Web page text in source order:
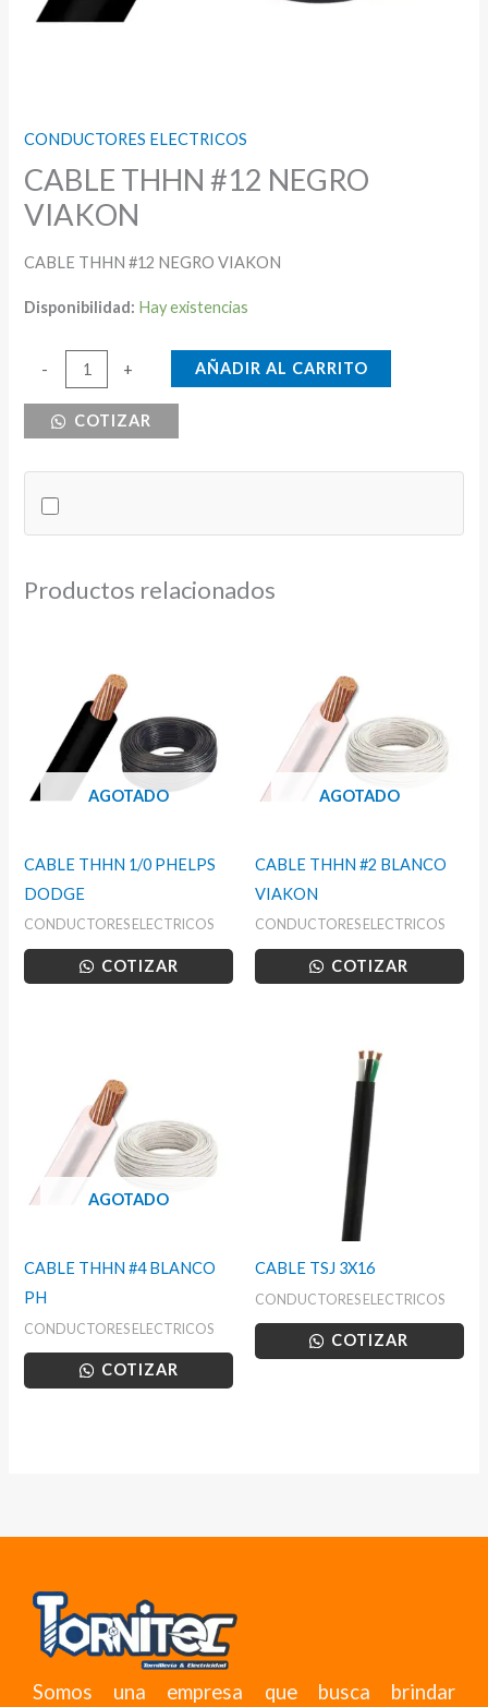
CONDUCTORES ELECTRICOS
CABLE THHN #12 NEGRO
VIAKON
CABLE THHN #12 NEGRO VIAKON
Disponibilidad: Hay existencias
-
THHN
cantidad
+ AÑADIR AL CARRITO
COTIZAR
Productos relacionados
AGOTADO
CABLE THHN 1/0 PHELPS
DODGE
CONDUCTORES ELECTRICOS
COTIZAR
AGOTADO
CABLE THHN #2 BLANCO
VIAKON
CONDUCTORES ELECTRICOS
COTIZAR
AGOTADO
CABLE THHN #4 BLANCO
PH
CONDUCTORES ELECTRICOS
COTIZAR
CABLE TSJ 3X16
CONDUCTORES ELECTRICOS
COTIZAR
Somos una empresa que busca brindar